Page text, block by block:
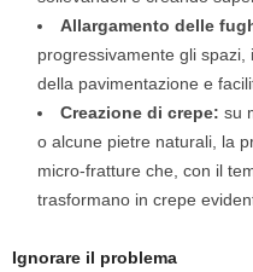
Allargamento delle
progressivamente gli
della pavimentazione e
Creazione di crepe: su
o alcune pietre naturali, la
micro-fratture che, con il
trasformano in crepe
Ignorare il problema